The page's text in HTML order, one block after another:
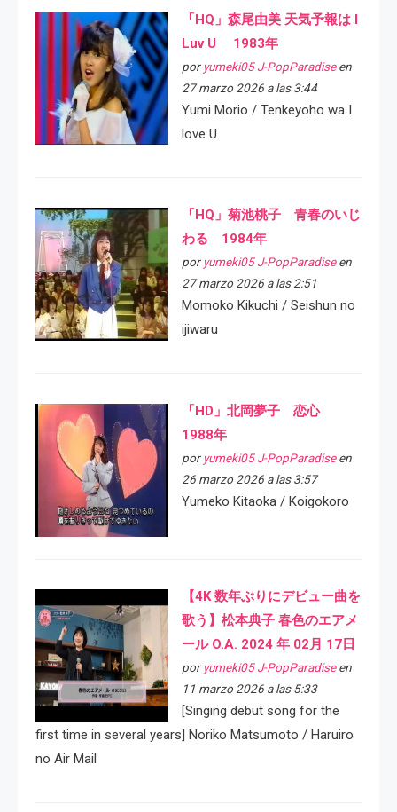
「HQ」森尾由美 天気予報は I
Luv U 1983年
por yumeki05 J-PopParadiseen
27 marzo 2026 a las 3:44
Yumi Morio / Tenkeyoho wa I
love U
「HQ」菊池桃子 青春のいじ
わる 1984年
por yumeki05 J-PopParadiseen
27 marzo 2026 a las 2:51
Momoko Kikuchi / Seishun no
ijiwaru
「HD」北岡夢子 恋心
1988年
por yumeki05 J-PopParadiseen
26 marzo 2026 a las 3:57
Yumeko Kitaoka / Koigokoro
【4K 数年ぶりにデビュー曲を
歌う】松本典子 春色のエアメ
ール O.A. 2024 年 02月 17日
por yumeki05 J-PopParadiseen
11 marzo 2026 a las 5:33
[Singing debut song for the
first time in several years] Noriko Matsumoto / Haruiro
no Air Mail